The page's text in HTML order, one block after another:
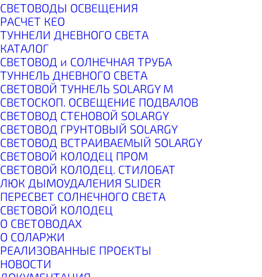
СВЕТОВОДЫ ОСВЕЩЕНИЯ
РАСЧЕТ КЕО
ТУННЕЛИ ДНЕВНОГО СВЕТА
КАТАЛОГ
СВЕТОВОД и СОЛНЕЧНАЯ ТРУБА
ТУННЕЛЬ ДНЕВНОГО СВЕТА
СВЕТОВОЙ ТУННЕЛЬ SOLARGY М
СВЕТОСКОП. ОСВЕЩЕНИЕ ПОДВАЛОВ
СВЕТОВОД СТЕНОВОЙ SOLARGY
СВЕТОВОД ГРУНТОВЫЙ SOLARGY
СВЕТОВОД ВСТРАИВАЕМЫЙ SOLARGY
СВЕТОВОЙ КОЛОДЕЦ ПРОМ
СВЕТОВОЙ КОЛОДЕЦ. СТИЛОБАТ
ЛЮК ДЫМОУДАЛЕНИЯ SLIDER
ПЕРЕСВЕТ СОЛНЕЧНОГО СВЕТА
СВЕТОВОЙ КОЛОДЕЦ
О СВЕТОВОДАХ
О СОЛАРЖИ
РЕАЛИЗОВАННЫЕ ПРОЕКТЫ
НОВОСТИ